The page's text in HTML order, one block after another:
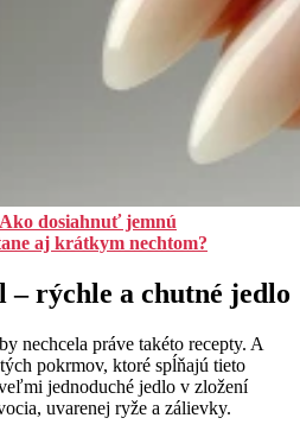
dosiahnuť jemnú
aj krátkym nechtom?
– rýchle a chutné jedlo
nechcela práve takéto recepty. A
pokrmov, ktoré spĺňajú tieto
jednoduché jedlo v zložení
uvarenej ryže a zálievky.